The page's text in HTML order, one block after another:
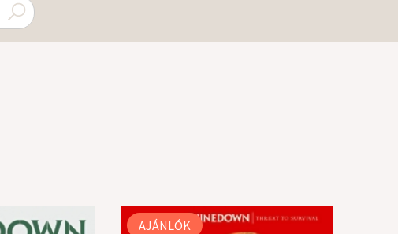
AJÁNLÓK